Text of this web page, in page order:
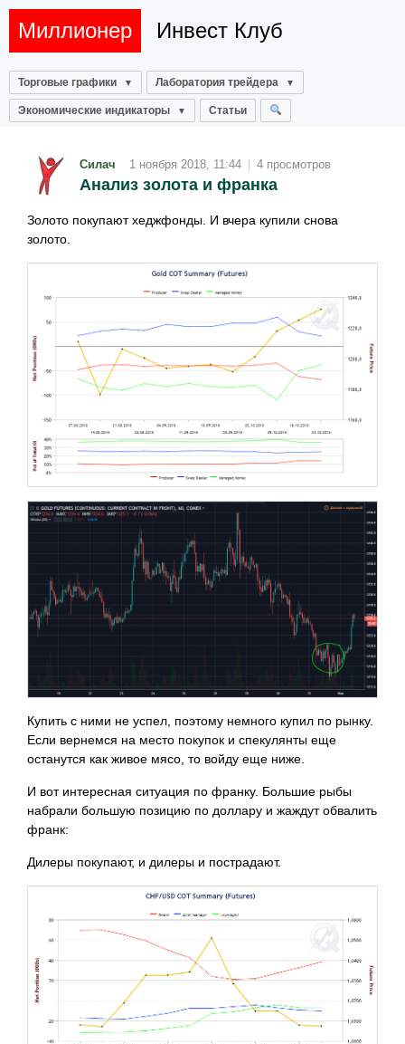
Миллионер Инвест Клуб
Торговые графики Лаборатория трейдера
Экономические индикаторы Статьи
Силач 1 ноября 2018, 11:44 | 4 просмотров
Анализ золота и франка
Золото покупают хеджфонды. И вчера купили снова
золото.
Купить с ними не успел, поэтому немного купил по рынку.
Если вернемся на место покупок и спекулянты еще
останутся как живое мясо, то войду еще ниже.
И вот интересная ситуация по франку. Большие рыбы
набрали большую позицию по доллару и жаждут обвалить
франк:
Дилеры покупают, и дилеры и пострадают.